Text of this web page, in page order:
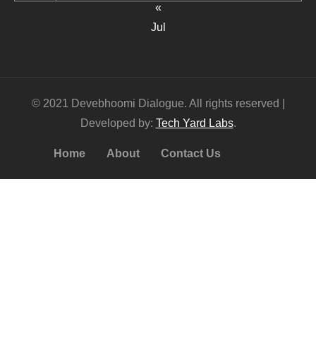
«
Jul
© 2021 Devebhoomi Dialogue. All rights reserved |
Developed by: Tech Yard Labs.
Home About Contact Us